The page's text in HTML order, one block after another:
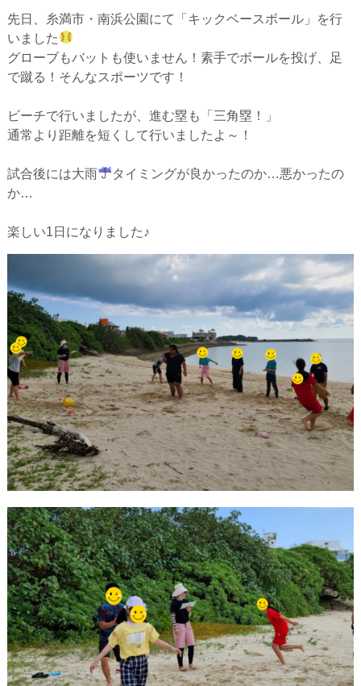
先日、糸満市・南浜公園にて「キックベースボール」を行
いました
グローブもバットも使いません！素手でボールを投げ、足
で蹴る！そんなスポーツです！
ビーチで行いましたが、進む塁も「三角塁！」
通常より距離を短くして行いましたよ～！
試合後には大雨
タイミングが良かったのか…悪かったの
か…
楽しい1日になりました♪